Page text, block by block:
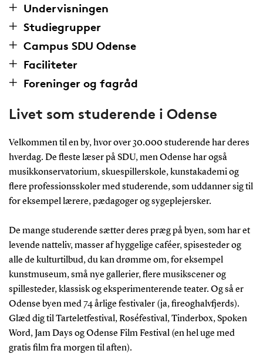
Undervisningen
Studiegrupper
Campus SDU Odense
Faciliteter
Foreninger og fagråd
Livet som studerende i Odense
Velkommen til en by, hvor over 30.000 studerende har deres
hverdag. De fleste læser på SDU, men Odense har også
musikkonservatorium, skuespillerskole, kunstakademi og
flere professionsskoler med studerende, som uddanner sig til
for eksempel lærere, pædagoger og sygeplejersker.
De mange studerende sætter deres præg på byen, som har et
levende natteliv, masser af hyggelige caféer, spisesteder og
alle de kulturtilbud, du kan drømme om, for eksempel
kunstmuseum, små nye gallerier, flere musikscener og
spillesteder, klassisk og eksperimenterende teater. Og så er
Odense byen med 74 årlige festivaler (ja, fireoghalvfjerds).
Glæd dig til Tarteletfestival, Roséfestival, Tinderbox, Spoken
Word, Jam Days og Odense Film Festival (en hel uge med
gratis film fra morgen til aften).